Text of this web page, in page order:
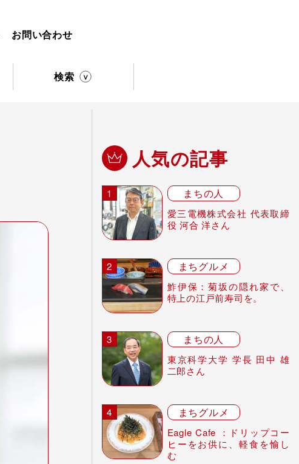
お問い合わせ
検索
人気の記事
まちの人
愛三電機株式会社 代表取締
役 河合 洋さん
まちグルメ
鮓伊保：菊坂の隠れ家で、
特上の江戸前寿司を。
まちの人
東京科学大学 学長 田中 雄
二郎さん
まちグルメ
Eagle Cafe ：ドリップコー
ヒーをお供に、軽食を愉し
む